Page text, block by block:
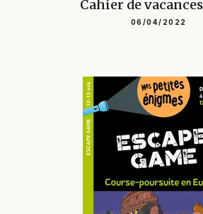
Cahier de
06/04/2022